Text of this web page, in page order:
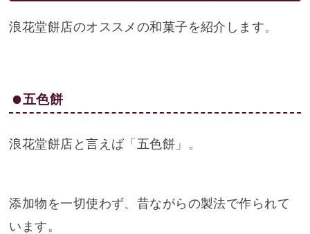
浪花堂餅店のオススメの和菓子を紹介します。
五色餅
浪花堂餅店と言えば「五色餅」。
添加物を一切使わず、昔ながらの製法で作られて
います。